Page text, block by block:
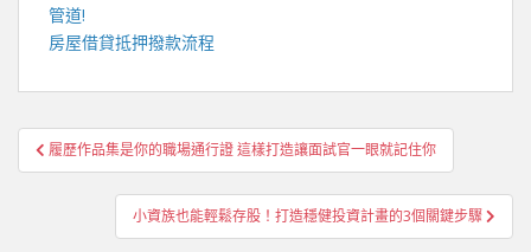
管道!
房屋借貸抵押撥款流程
文
章
履歷作品集是你的職場通行證 這樣打造讓面試官一眼就記住你
小資族也能輕鬆存股！打造穩健投資計畫的3個關鍵步驟